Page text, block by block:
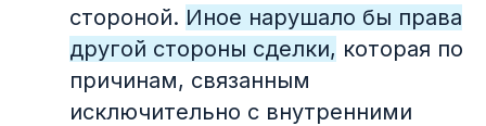
стороной. Иное нарушало бы права
другой стороны сделки, которая по
причинам, связанным
исключительно с внутренними